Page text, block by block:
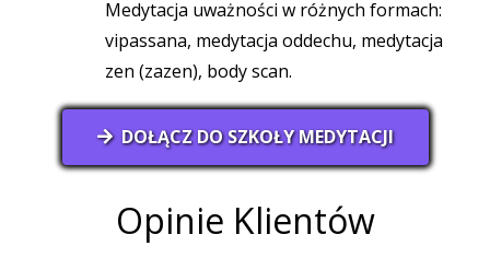
Medytacja uważności w różnych formach:
vipassana, medytacja oddechu, medytacja
zen (zazen), body scan.
DOŁĄCZ DO SZKOŁY MEDYTACJI
Opinie Klientów